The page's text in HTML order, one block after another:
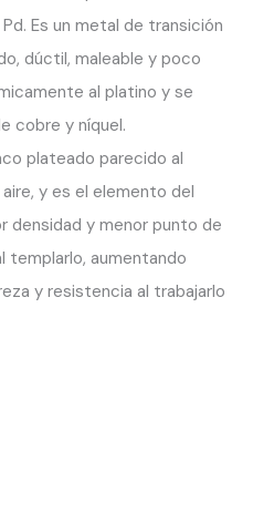
Es un metal de transición
dúctil, maleable y poco
al platino y se
cobre y níquel.
plateado parecido al
y es el elemento del
densidad y menor punto de
templarlo, aumentando
y resistencia al trabajarlo